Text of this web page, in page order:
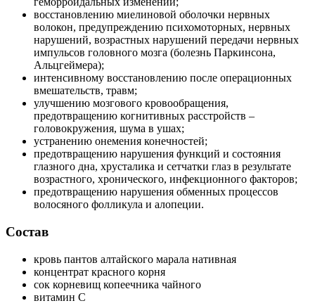
восстановлению миелиновой оболочки нервных
волокон, предупреждению психомоторных, нервных
нарушений, возрастных нарушений передачи нервных
импульсов головного мозга (болезнь Паркинсона,
Альцгеймера);
интенсивному восстановлению после операционных
вмешательств, травм;
улучшению мозгового кровообращения,
предотвращению когнитивных расстройств –
головокружения, шума в ушах;
устранению онемения конечностей;
предотвращению нарушения функций и состояния
глазного дна, хрусталика и сетчатки глаз в результате
возрастного, хронического, инфекционного факторов;
предотвращению нарушения обменных процессов
волосяного фолликула и алопеции.
Состав
кровь пантов алтайского марала нативная
концентрат красного корня
сок корневищ копеечника чайного
витамин С